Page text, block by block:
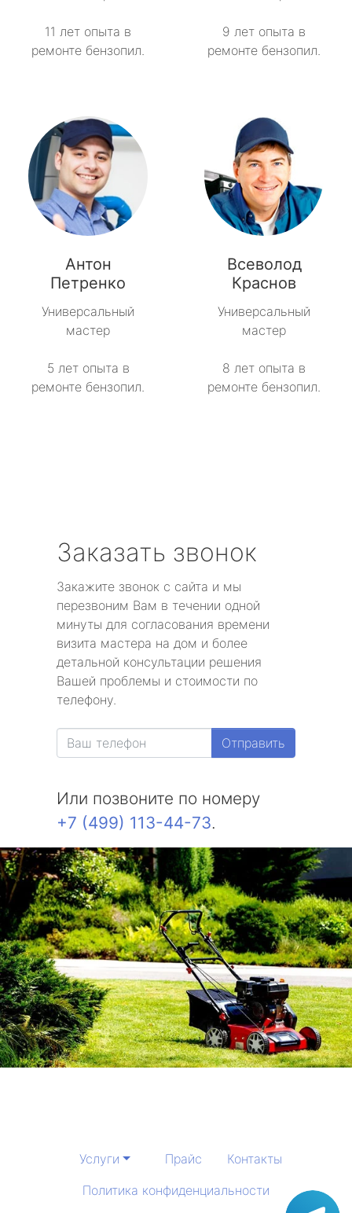
11 лет опыта в
ремонте бензопил.
9 лет опыта в
ремонте бензопил.
Антон
Петренко
Универсальный
мастер
5 лет опыта в
ремонте бензопил.
Всеволод
Краснов
Универсальный
мастер
8 лет опыта в
ремонте бензопил.
Заказать звонок
Закажите звонок с сайта и мы
перезвоним Вам в течении одной
минуты для согласования времени
визита мастера на дом и более
детальной консультации решения
Вашей проблемы и стоимости по
телефону.
Отправить
Или позвоните по номеру
+7 (499) 113-44-73.
Услуги Прайс
Контакты
Политика конфиденциальности